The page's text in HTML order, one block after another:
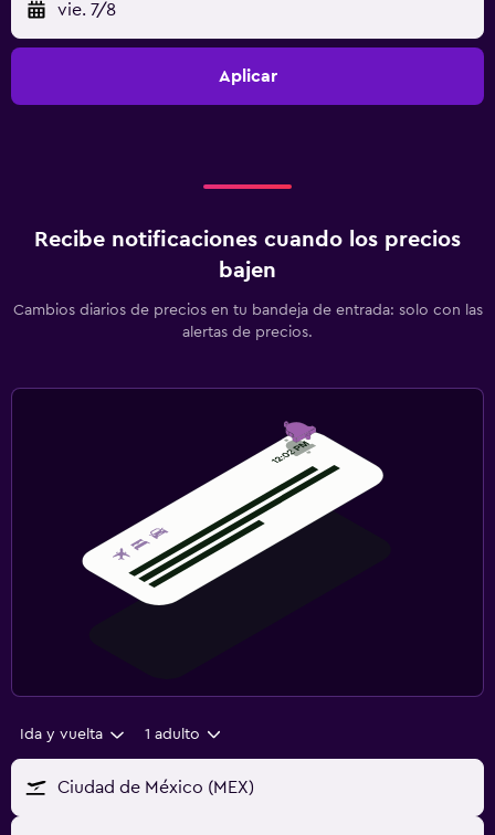
vie. 7/8
Aplicar
Recibe notificaciones cuando los precios
bajen
Cambios diarios de precios en tu bandeja de entrada: solo con las
alertas de precios.
Ida y vuelta 1 adulto
Ciudad de México (MEX)